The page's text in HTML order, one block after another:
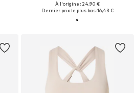
À l'origine : 24,90 €
Dernier prix le plus bas :16,43 €